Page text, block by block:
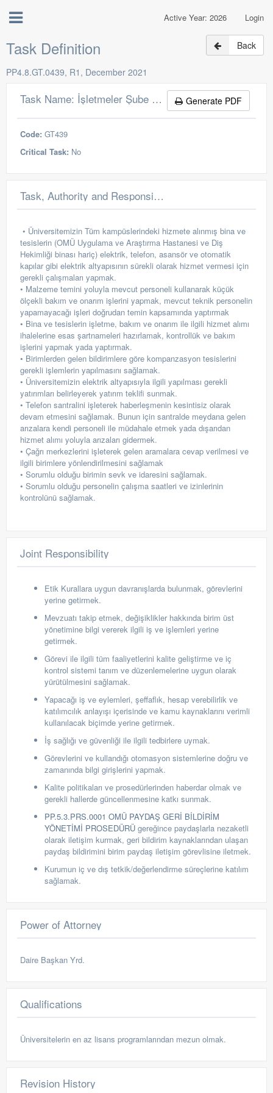
Login
Active Year: 2026
Task Definition Back
PP4.8.GT.0439, R1, December 2021
Task Name: İşletmeler Şube Müdürü Generate PDF
Code: GT439
Critical Task: No
Task, Authority and Responsibilities
• Üniversitemizin Tüm kampüslerindeki hizmete alınmış bina ve
tesislerin (OMÜ Uygulama ve Araştırma Hastanesi ve Diş
Hekimliği binası hariç) elektrik, telefon, asansör ve otomatik
kapılar gibi elektrik altyapısının sürekli olarak hizmet vermesi için
gerekli çalışmaları yapmak.
• Malzeme temini yoluyla mevcut personeli kullanarak küçük
ölçekli bakım ve onarım işlerini yapmak, mevcut teknik personelin
yapamayacağı işleri doğrudan temin kapsamında yaptırmak
• Bina ve tesislerin işletme, bakım ve onarım ile ilgili hizmet alımı
ihalelerine esas şartnameleri hazırlamak, kontrollük ve bakım
işlerini yapmak yada yaptırmak.
• Birimlerden gelen bildirimlere göre kompanzasyon tesislerini
gerekli işlemlerin yapılmasını sağlamak.
• Üniversitemizin elektrik altyapısıyla ilgili yapılması gerekli
yatırımları belirleyerek yatırım teklifi sunmak.
• Telefon santralini işleterek haberleşmenin kesintisiz olarak
devam etmesini sağlamak. Bunun için santralde meydana gelen
arızalara kendi personeli ile müdahale etmek yada dışarıdan
hizmet alımı yoluyla arızaları gidermek.
• Çağrı merkezlerini işleterek gelen aramalara cevap verilmesi ve
ilgili birimlere yönlendirilmesini sağlamak
• Sorumlu olduğu birimin sevk ve idaresini sağlamak.
• Sorumlu olduğu personelin çalışma saatleri ve izinlerinin
kontrolünü sağlamak.
Joint Responsibility
Etik Kurallara uygun davranışlarda bulunmak, görevlerini
yerine getirmek.
Mevzuatı takip etmek, değişiklikler hakkında birim üst
yönetimine bilgi vererek ilgili iş ve işlemleri yerine
getirmek.
Görevi ile ilgili tüm faaliyetlerini kalite geliştirme ve iç
kontrol sistemi tanım ve düzenlemelerine uygun olarak
yürütülmesini sağlamak.
Yapacağı iş ve eylemleri, şeffaflık, hesap verebilirlik ve
katılımcılık anlayışı içerisinde ve kamu kaynaklarını verimli
kullanılacak biçimde yerine getirmek.
İş sağlığı ve güvenliği ile ilgili tedbirlere uymak.
Görevlerini ve kullandığı otomasyon sistemlerine doğru ve
zamanında bilgi girişlerini yapmak.
Kalite politikaları ve prosedürlerinden haberdar olmak ve
gerekli hallerde güncellenmesine katkı sunmak.
PP.5.3.PRS.0001 OMÜ PAYDAŞ GERİ BİLDİRİM
YÖNETİMİ PROSEDÜRÜ gereğince paydaşlarla nezaketli
olarak iletişim kurmak, geri bildirim kaynaklarından ulaşan
paydaş bildirimini birim paydaş iletişim görevlisine iletmek.
Kurumun iç ve dış tetkik/değerlendirme süreçlerine katılım
sağlamak.
Power of Attorney
Daire Başkan Yrd.
Qualifications
Üniversitelerin en az lisans programlarından mezun olmak.
Revision History